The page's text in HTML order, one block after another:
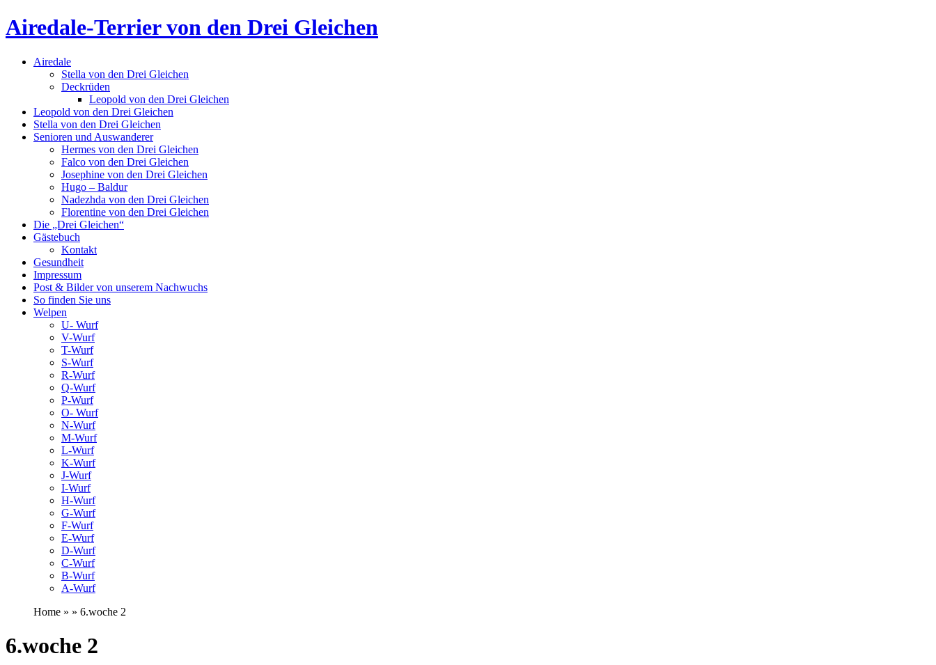
Airedale-Terrier von den Drei Gleichen
Airedale
Stella von den Drei Gleichen
Deckrüden
Leopold von den Drei Gleichen
Leopold von den Drei Gleichen
Stella von den Drei Gleichen
Senioren und Auswanderer
Hermes von den Drei Gleichen
Falco von den Drei Gleichen
Josephine von den Drei Gleichen
Hugo – Baldur
Nadezhda von den Drei Gleichen
Florentine von den Drei Gleichen
Die „Drei Gleichen“
Gästebuch
Kontakt
Gesundheit
Impressum
Post & Bilder von unserem Nachwuchs
So finden Sie uns
Welpen
U- Wurf
V-Wurf
T-Wurf
S-Wurf
R-Wurf
Q-Wurf
P-Wurf
O- Wurf
N-Wurf
M-Wurf
L-Wurf
K-Wurf
J-Wurf
I-Wurf
H-Wurf
G-Wurf
F-Wurf
E-Wurf
D-Wurf
C-Wurf
B-Wurf
A-Wurf
Home » » 6.woche 2
6.woche 2